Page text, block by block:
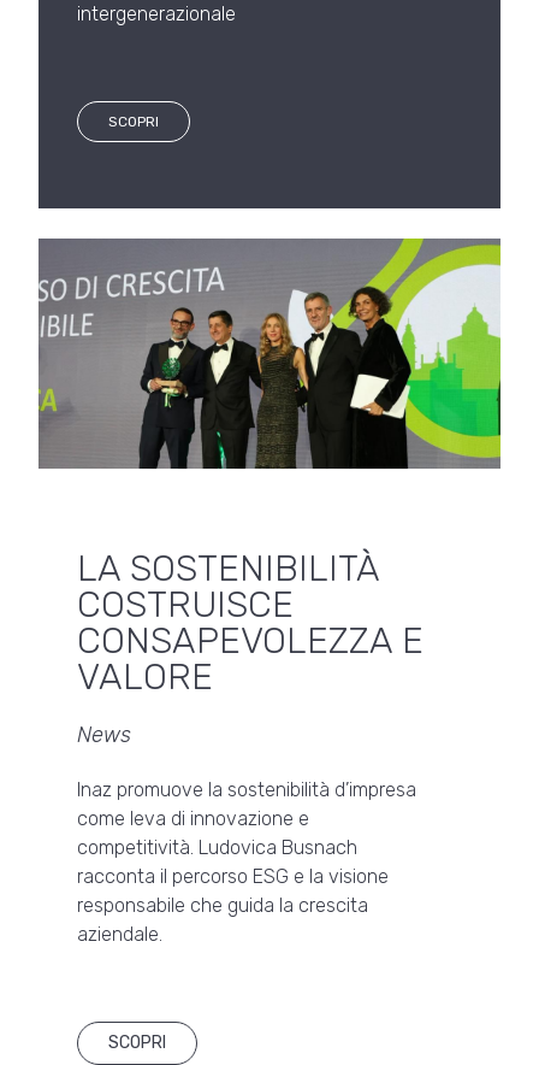
intergenerazionale
SCOPRI
LA SOSTENIBILITÀ
COSTRUISCE
CONSAPEVOLEZZA E
VALORE
News
Inaz promuove la sostenibilità d’impresa
come leva di innovazione e
competitività. Ludovica Busnach
racconta il percorso ESG e la visione
responsabile che guida la crescita
aziendale.
SCOPRI